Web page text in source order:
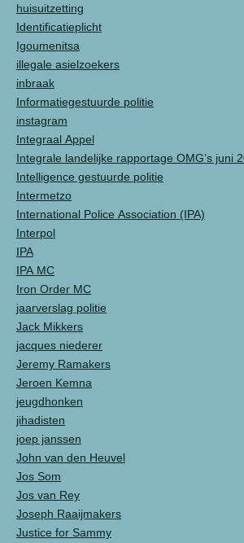
huisuitzetting
Identificatieplicht
Igoumenitsa
illegale asielzoekers
inbraak
Informatiegestuurde politie
instagram
Integraal Appel
Integrale landelijke rapportage OMG’s juni
Intelligence gestuurde politie
Intermetzo
International Police Association (IPA)
Interpol
IPA
IPA MC
Iron Order MC
jaarverslag politie
Jack Mikkers
jacques niederer
Jeremy Ramakers
Jeroen Kemna
jeugdhonken
jihadisten
joep janssen
John van den Heuvel
Jos Som
Jos van Rey
Joseph Raaijmakers
Justice for Sammy